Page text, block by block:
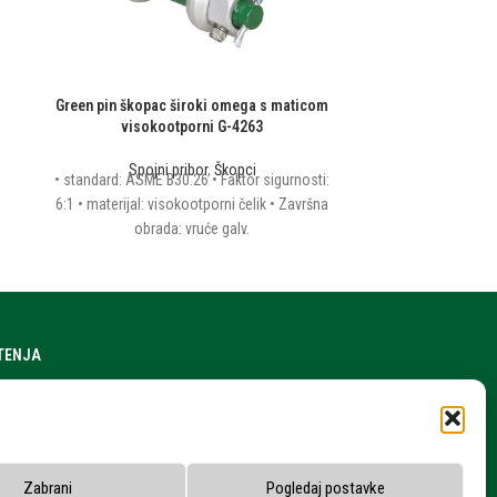
Zabrani Pogledaj postavke
Green pin škopac široki omega s maticom
visokootporni G-4263
Spojni pribor, Škopci
• standard: ASME B30.26 • Faktor sigurnosti:
6:1 • materijal: visokootporni čelik • Završna
obrada: vruće galv.